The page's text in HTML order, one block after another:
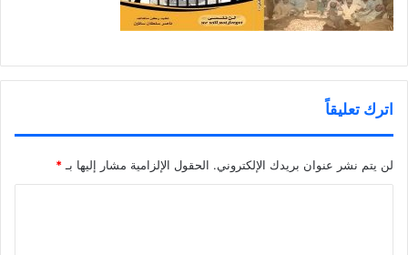
اترك تعليقاً
لن يتم نشر عنوان بريدك الإلكتروني. الحقول الإلزامية مشار إليها بـ*